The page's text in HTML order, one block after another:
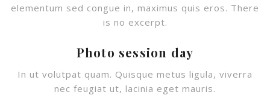
elementum sed congue in, maximus quis eros. There
is no excerpt.
Photo session day
In ut volutpat quam. Quisque metus ligula, viverra
nec feugiat ut, lacinia eget mauris.